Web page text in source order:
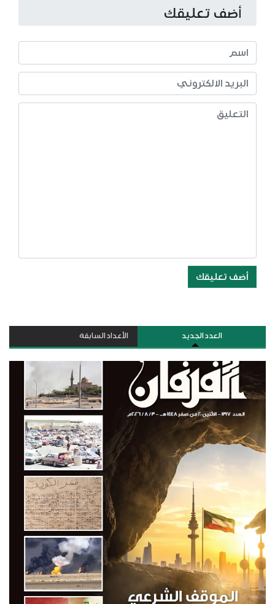
أضف تعليقك
أضف تعليقك
العدد الجديد الأعداد السابقة